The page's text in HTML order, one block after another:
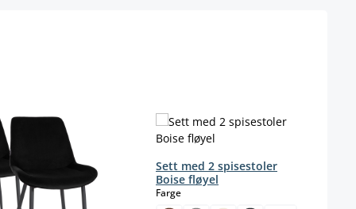
Sett med 2 spisestoler
Boise fløyel
Fargeselect